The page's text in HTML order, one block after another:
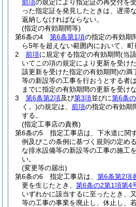
前項の規定により指定証の再交付を
った指定証を発見したときは、遅滞
返納しなければならない。
(指定の有効期間等)
第6条の4
第6条第1項の指定の有効期
ら5年を超えない範囲内において、町
2
前項に規定する指定の有効期間(当
いてこの項の規定により更新を受け
該更新を受けた指定の有効期間)の満
等の新設等の工事を行おうとする者
までに指定の有効期間の更新を受け
3
第6条第2項及び第3項並びに第6条
く。)の規定は、 前項の指定の有効期
する。
(指定工事店の責務)
第6条の5
指定工事店は、下水道に関
例及びこの条例に基づく規則の定め
な排水設備等の新設等の工事の施工
い。
(変更等の届出)
第6条の6
指定工事店は、 第6条第2項
更を生じたとき、 第6条の2第1項第4
いずれかに該当するに至ったとき、
等の工事の事業を廃止し、休止し、